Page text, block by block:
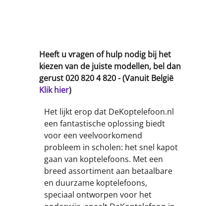
Heeft u vragen of hulp nodig bij het
kiezen van de juiste modellen, bel dan
gerust 020 820 4 820 - (Vanuit België
Klik hier)
Het lijkt erop dat DeKoptelefoon.nl
een fantastische oplossing biedt
voor een veelvoorkomend
probleem in scholen: het snel kapot
gaan van koptelefoons. Met een
breed assortiment aan betaalbare
en duurzame koptelefoons,
speciaal ontworpen voor het